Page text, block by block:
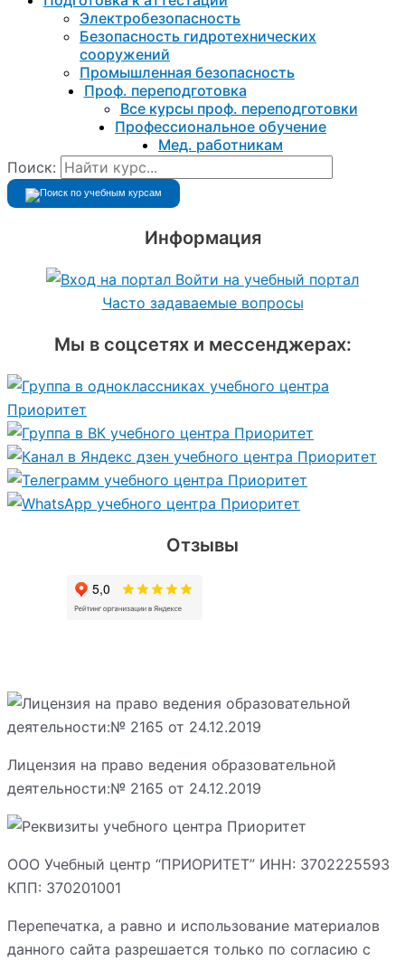
Электробезопасность
Безопасность гидротехнических
сооружений
Промышленная безопасность
Проф. переподготовка
Все курсы проф. переподготовки
Профессиональное обучение
Мед. работникам
Поиск:
Информация
Войти на учебный портал
Часто задаваемые вопросы
Мы в соцсетях и мессенджерах:
Отзывы
Лицензия на право ведения образовательной
деятельности:№ 2165 от 24.12.2019
ООО Учебный центр “ПРИОРИТЕТ” ИНН: 3702225593
КПП: 370201001
Перепечатка, а равно и использование материалов
данного сайта разрешается только по согласию с